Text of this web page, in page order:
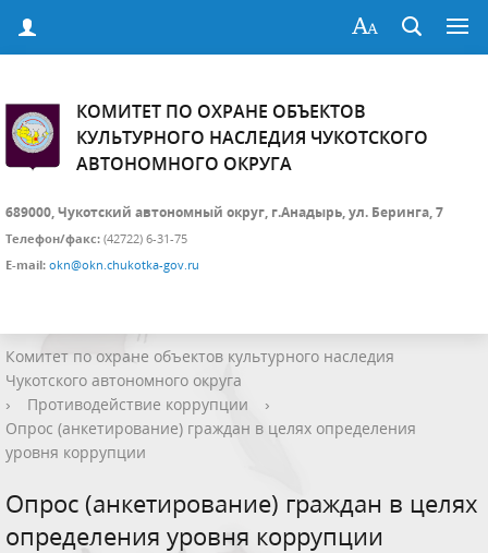
КОМИТЕТ ПО ОХРАНЕ ОБЪЕКТОВ
КУЛЬТУРНОГО НАСЛЕДИЯ ЧУКОТСКОГО
АВТОНОМНОГО ОКРУГА
689000, Чукотский автономный округ, г.Анадырь, ул. Беринга, 7
Телефон/факс: (42722) 6-31-75
E-mail: okn@okn.chukotka-gov.ru
Комитет по охране объектов культурного наследия
Чукотского автономного округа
›
Противодействие коррупции
›
Опрос (анкетирование) граждан в целях определения
уровня коррупции
Опрос (анкетирование) граждан в целях
определения уровня коррупции